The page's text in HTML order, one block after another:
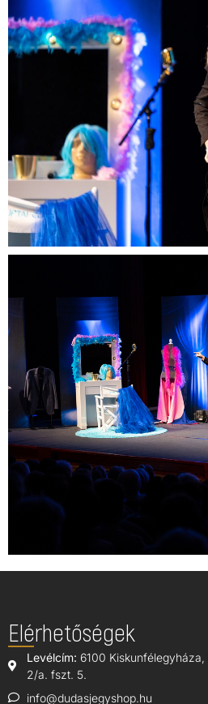
Elérhetőségek
Levélcím: 6100
2/a. fszt. 5.
info@dudasjegyshop.hu